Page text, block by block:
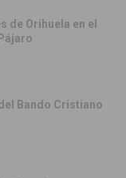
de Orihuela en el
Bando Cristiano